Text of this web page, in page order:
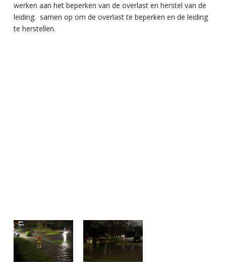
werken aan het beperken van de overlast en herstel van de
leiding. samen op om de overlast te beperken en de leiding
te herstellen.